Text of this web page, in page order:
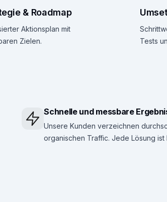
& Roadmap
Aktionsplan mit
Zielen.
Tests
Schnelle und messbare
Unsere Kunden verzeichnen
organischen Traffic. Jede Lösung ist